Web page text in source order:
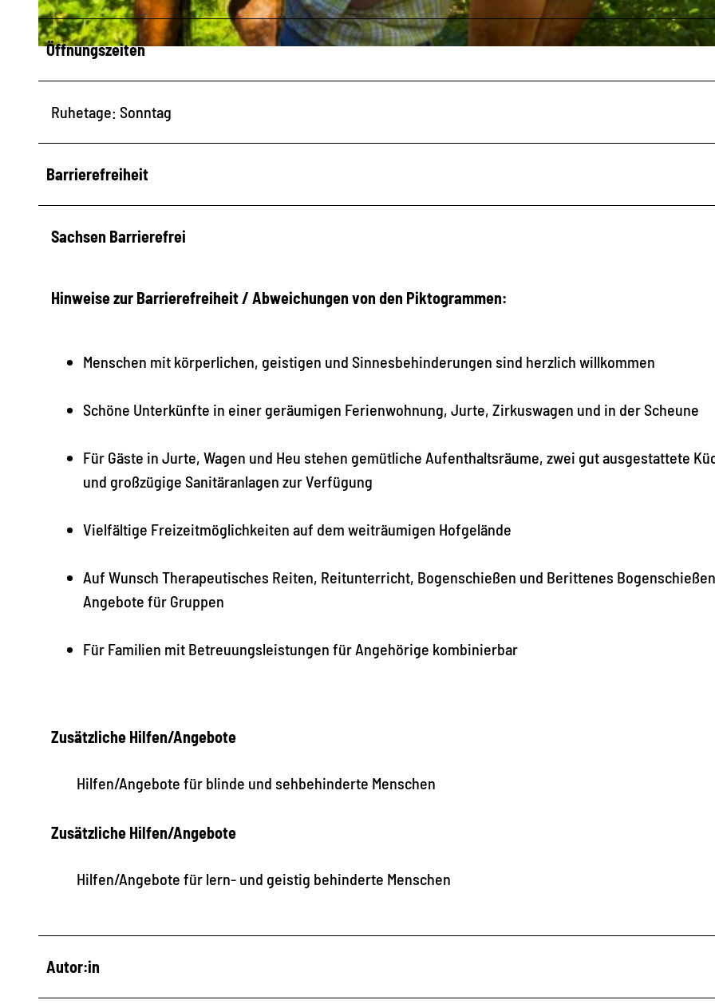
© Sylvio Dittrich, TVSSW | Sylvio Dittrich | KI-optimiert |
Öffnungszeiten
Ruhetage: Sonntag
Barrierefreiheit
Sachsen Barrierefrei
Hinweise zur Barrierefreiheit / Abweichungen von den Piktogrammen:
Menschen mit körperlichen, geistigen und Sinnesbehinderungen sind herzlich willkommen
Schöne Unterkünfte in einer geräumigen Ferienwohnung, Jurte, Zirkuswagen und in der Scheune
Für Gäste in Jurte, Wagen und Heu stehen gemütliche Aufenthaltsräume, zwei gut ausgestattete
und großzügige Sanitäranlagen zur Verfügung
Vielfältige Freizeitmöglichkeiten auf dem weiträumigen Hofgelände
Auf Wunsch Therapeutisches Reiten, Reitunterricht, Bogenschießen und Berittenes Bogenschießen.
Angebote für Gruppen
Für Familien mit Betreuungsleistungen für Angehörige kombinierbar
Zusätzliche Hilfen/Angebote
Hilfen/Angebote für blinde und sehbehinderte Menschen
Zusätzliche Hilfen/Angebote
Hilfen/Angebote für lern- und geistig behinderte Menschen
Autor:in